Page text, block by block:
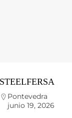
STEELFERSA
Pontevedra
junio 19, 2026